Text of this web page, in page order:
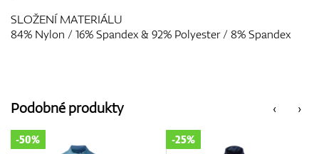
SLOŽENÍ MATERIÁLU
84% Nylon / 16% Spandex & 92% Polyester / 8% Spandex
‹
Podobné produkty ›